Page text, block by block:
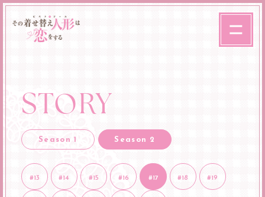
STORY
Season 1 Season 2
#13 #14 #15 #16 #17 #18 #19